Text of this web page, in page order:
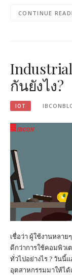
CONTINUE
กันยังไง?
IOT
เชื่อว่า ผู้ใช้งานหลาย
ดีกว่าการใช้คอมพิว
ทั่วไปอย่างไร ? วันนี้
อุตสาหกรรมมาให้ได้